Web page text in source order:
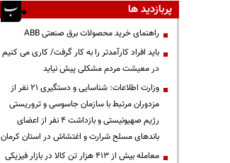
پربازدید ها
راهنمای خرید محصولات برق صنعتی ABB
باید افراد کارآمدتر را به کار گرفت/ کاری می کنیم
در معیشت مردم مشکلی پیش نیاید
وزارت اطلاعات: شناسایی و دستگیری ۲۱ نفر از
مزدوران مرتبط با سازمان جاسوسی و تروریستی
رژیم صهیونیستی و بازداشت ۴ نفر از اعضای
باندهای مسلح شرارت و اغتشاش در استان کرمان
معامله بیش از ۴۱۳ هزار تن کالا در بازار فیزیکی